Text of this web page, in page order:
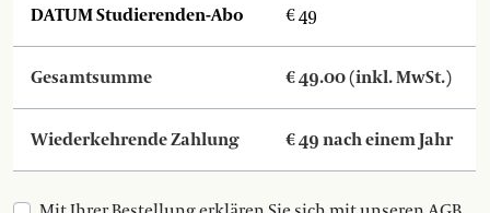
DATUM Studierenden-Abo € 49
Gesamtsumme €49.00(inkl. MwSt.)
Wiederkehrende Zahlung €49 nach einem Jahr